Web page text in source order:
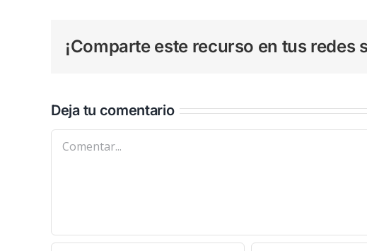
¡Comparte este recurso en tus redes
Deja tu comentario
Comentar